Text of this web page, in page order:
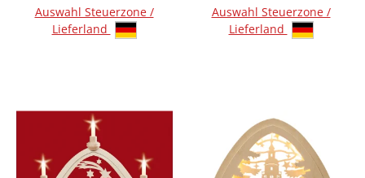
Auswahl Steuerzone /
Lieferland
Auswahl Steuerzone /
Lieferland